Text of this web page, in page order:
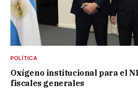
POLÍTICA
Oxígeno institucional para el
fiscales generales